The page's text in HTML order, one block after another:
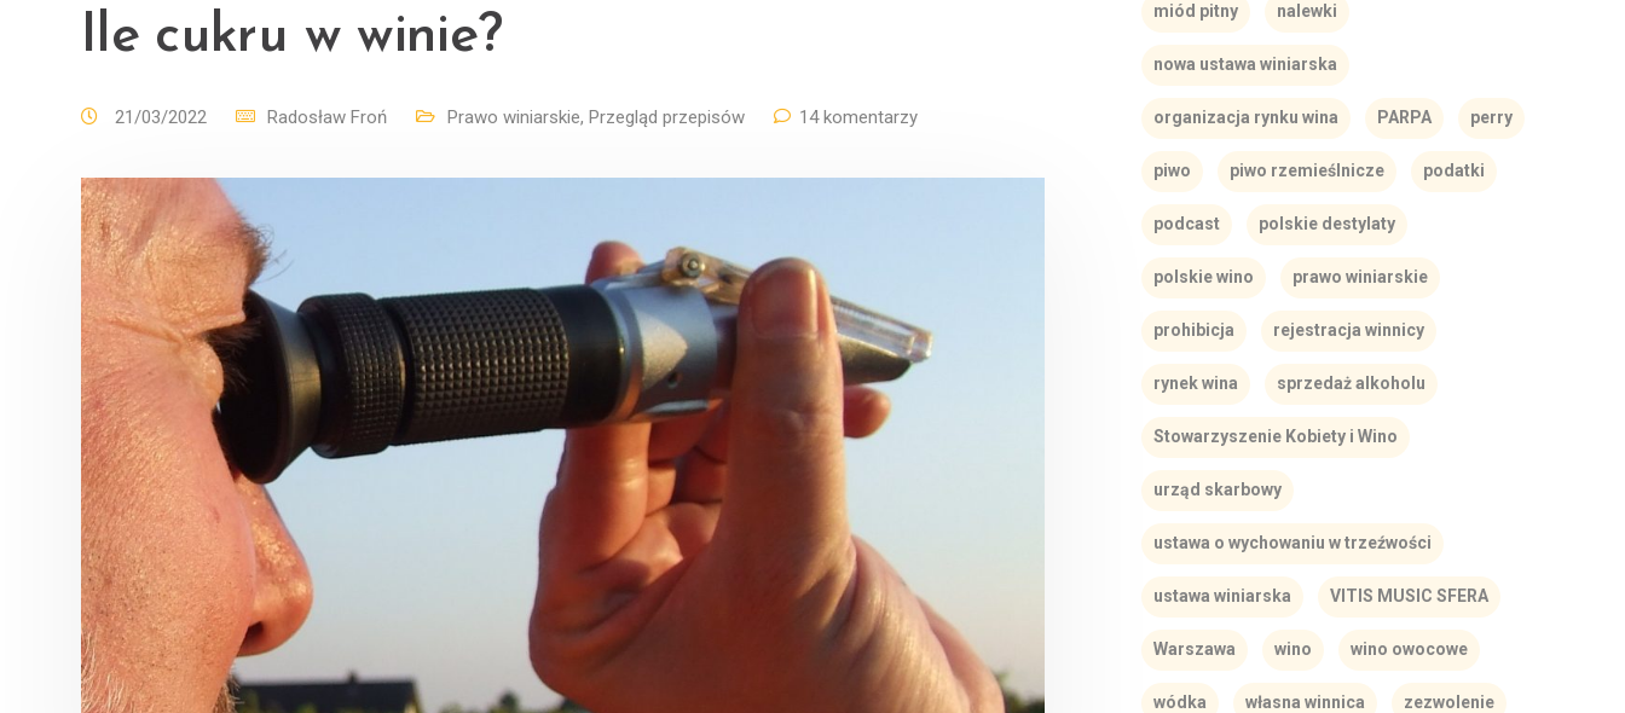
Ile cukru w winie?
21/03/2022 Radosław Froń Prawo winiarskie, Przegląd przepisów 14 komentarzy
miód pitny nalewki
nowa ustawa winiarska
organizacja rynku wina PARPA perry
piwo piwo rzemieślnicze podatki
podcast polskie destylaty
polskie wino prawo winiarskie
prohibicja rejestracja winnicy
rynek wina sprzedaż alkoholu
Stowarzyszenie Kobiety i Wino
urząd skarbowy
ustawa o wychowaniu w trzeźwości
ustawa winiarska VITIS MUSIC SFERA
Warszawa wino wino owocowe
wódka własna winnica zezwolenie